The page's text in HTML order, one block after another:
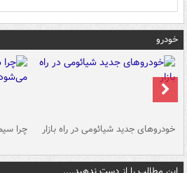
خودرو
خودروهای جدید شیائومی در راه بازار چرا